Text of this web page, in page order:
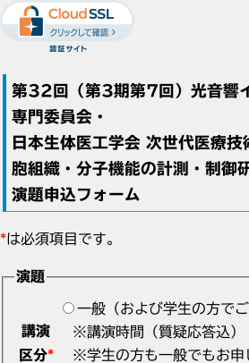
第32回（第3期第7回）光音響
専門委員会・
日本生体医工学会 次世代医療技
胞組織・分子機能の計測・制御
演題申込フォーム
*は必須項目です。
演題
講演
区分*
一般（および学生の方で
※講演時間（質疑応答込）
※学生の方も一般でもお申